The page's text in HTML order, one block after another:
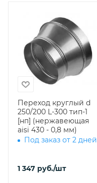
Переход круглый d
250/200 L-300 тип-1
[нп] (нержавеющая
aisi 430 - 0,8 мм)
Под заказ от 2 дней
1 347 руб./шт